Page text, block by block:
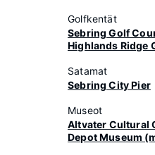
Golfkentät
Sebring Golf
Highlands Ridge
Satamat
Sebring City Pier
Museot
Altvater Cultural
Depot Museum